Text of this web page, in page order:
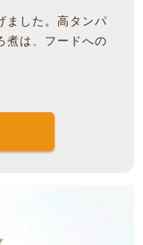
ました。高タンパ
煮は、フードへの